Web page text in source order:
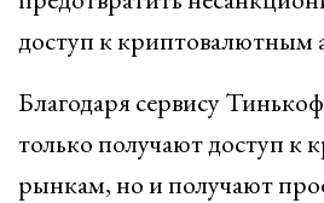
доступ к криптовалютным
Благодаря сервису
только получают доступ к
рынкам, но и получают